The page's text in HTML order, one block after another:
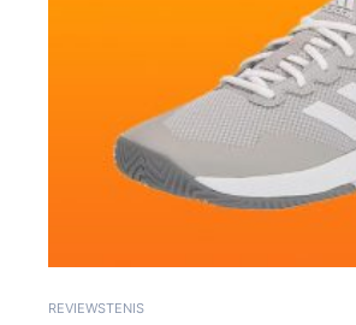
REVIEWSTENIS